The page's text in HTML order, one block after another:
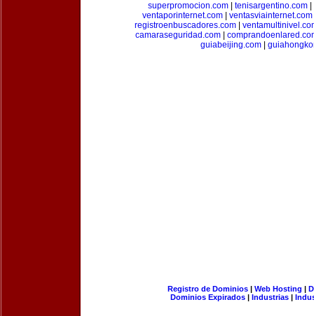
superpromocion.com
tenisargentino.com
ventaporinternet.com
ventasviainternet.com
registroenbuscadores.com
camaraseguridad.com
guiabeijing.com|
Registro de Dominios| Web Hosting |
Dominios Expirados | Industrias |